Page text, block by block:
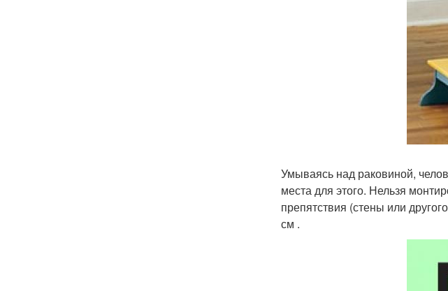
Умываясь над раковиной,
места для этого. Нельзя
препятствия (стены или
см .